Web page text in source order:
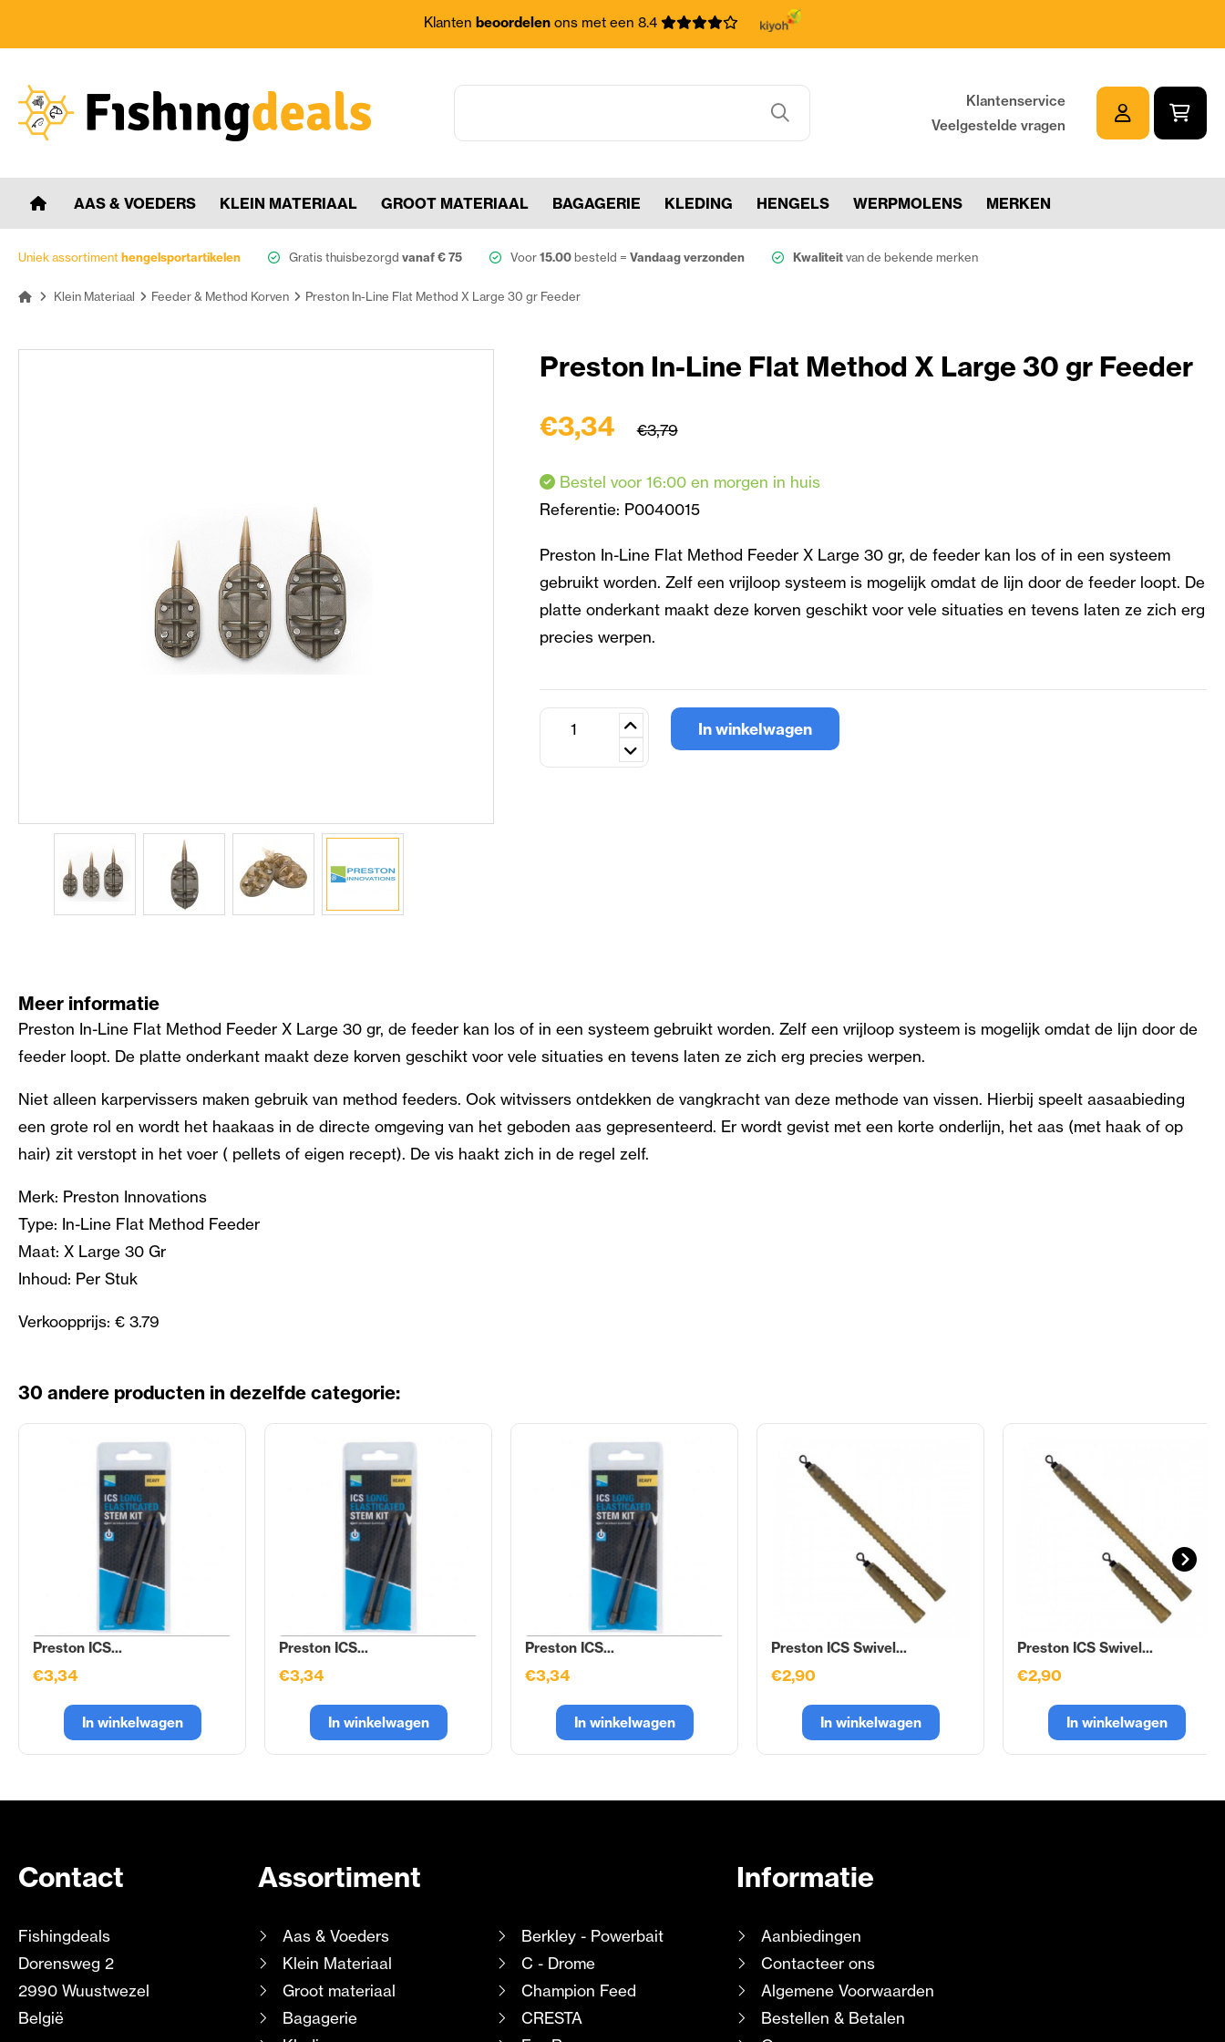
Klanten beoordelen ons met een 8.4
Klantenservice
Veelgestelde vragen
AAS & VOEDERS KLEIN MATERIAAL GROOT MATERIAAL BAGAGERIE KLEDING HENGELS WERPMOLENS MERKEN
Uniek assortimenthengelsportartikelen Gratis thuisbezorgd vanaf € 75 Voor15.00besteld = Vandaag verzonden Kwaliteitvan de bekende merken
Klein Materiaal Feeder & Method Korven Preston In-Line Flat Method X Large 30 gr Feeder
Preston In-Line Flat Method X Large 30 gr Feeder
€3,34 €3,79
Bestel voor 16:00 en morgen in huis
Referentie: P0040015
Preston In-Line Flat Method Feeder X Large 30 gr, de feeder kan los of in een systeem
gebruikt worden. Zelf een vrijloop systeem is mogelijk omdat de lijn door de feeder loopt. De
platte onderkant maakt deze korven geschikt voor vele situaties en tevens laten ze zich erg
precies werpen.
In winkelwagen
Meer informatie
Preston In-Line Flat Method Feeder X Large 30 gr, de feeder kan los of in een systeem gebruikt worden. Zelf een vrijloop systeem is mogelijk omdat de lijn door de
feeder loopt. De platte onderkant maakt deze korven geschikt voor vele situaties en tevens laten ze zich erg precies werpen.
Niet alleen karpervissers maken gebruik van method feeders. Ook witvissers ontdekken de vangkracht van deze methode van vissen. Hierbij speelt aasaabieding
een grote rol en wordt het haakaas in de directe omgeving van het geboden aas gepresenteerd. Er wordt gevist met een korte onderlijn, het aas (met haak of op
hair) zit verstopt in het voer ( pellets of eigen recept). De vis haakt zich in de regel zelf.
Merk: Preston Innovations
Type: In-Line Flat Method Feeder
Maat: X Large 30 Gr
Inhoud: Per Stuk
Verkoopprijs: € 3.79
30 andere producten in dezelfde categorie:
Preston ICS...
€3,34
In winkelwagen
Preston ICS...
€3,34
In winkelwagen
Preston ICS...
€3,34
In winkelwagen
Preston ICS Swivel...
€2,90
In winkelwagen
Preston ICS Swivel...
€2,90
In winkelwagen
Contact
Fishingdeals
Dorensweg 2
2990 Wuustwezel
België
Assortiment
Aas & Voeders
Klein Materiaal
Groot materiaal
Bagagerie
Berkley - Powerbait
C - Drome
Champion Feed
CRESTA
Informatie
Aanbiedingen
Contacteer ons
Algemene Voorwaarden
Bestellen & Betalen